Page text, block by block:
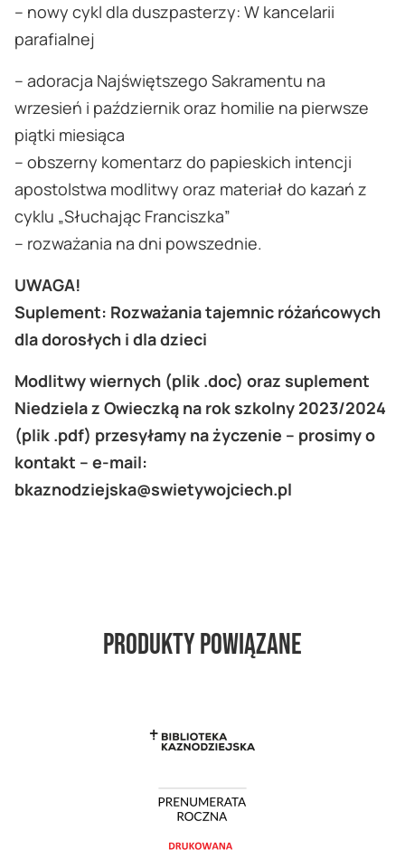
– nowy cykl dla duszpasterzy: W kancelarii
parafialnej
– adoracja Najświętszego Sakramentu na
wrzesień i październik oraz homilie na pierwsze
piątki miesiąca
– obszerny komentarz do papieskich intencji
apostolstwa modlitwy oraz materiał do kazań z
cyklu „Słuchając Franciszka”
– rozważania na dni powszednie.
UWAGA!
Suplement: Rozważania tajemnic różańcowych
dla dorosłych i dla dzieci
Modlitwy wiernych (plik .doc) oraz suplement
Niedziela z Owieczką na rok szkolny 2023/2024
(plik .pdf) przesyłamy na życzenie – prosimy o
kontakt – e-mail:
bkaznodziejska@swietywojciech.pl
Produkty powiązane